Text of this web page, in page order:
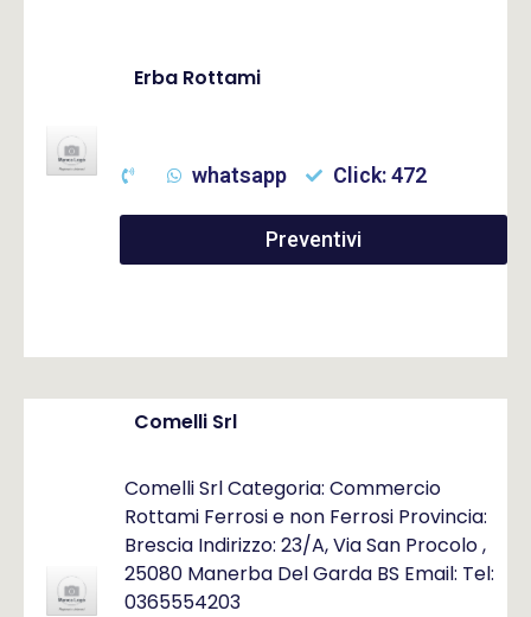
Erba Rottami
whatsapp Click: 472
Preventivi
Comelli Srl
Comelli Srl Categoria: Commercio
Rottami Ferrosi e non Ferrosi Provincia:
Brescia Indirizzo: 23/A, Via San Procolo ,
25080 Manerba Del Garda BS Email: Tel:
0365554203